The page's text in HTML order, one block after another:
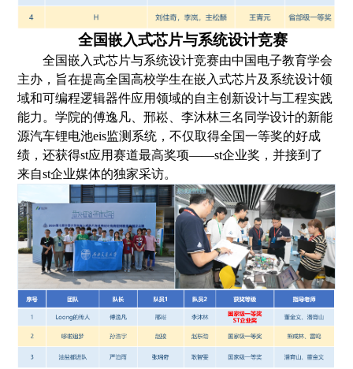
全国嵌入式芯片与系统设计竞赛
全国嵌入式芯片与系统设计竞赛由中国电子教育学会
主办，旨在提高全国高校学生在嵌入式芯片及系统设计领
域和可编程逻辑器件应用领域的自主创新设计与工程实践
能力 。学院的傅逸凡、邢崧、李沐林三名同学设计的新能
源汽车锂电池eis监测系统，不仅取得全国一等奖的好成
绩，还获得st应用赛道最高奖项——st企业奖，并接到了
来自st企业媒体的独家采访。